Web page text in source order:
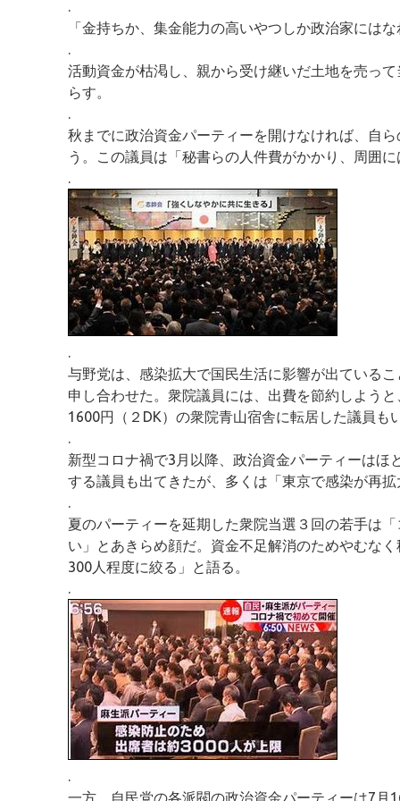
.
「金持ちか、集金能力の高いやつしか政治家には
.
活動資金が枯渇し、親から受け継いだ土地を売っ
らす。
.
秋までに政治資金パーティーを開けなければ、自
う。この議員は「秘書らの人件費がかかり、周囲
.
.
与野党は、感染拡大で国民生活に影響が出ている
申し合わせた。衆院議員には、出費を節約しよう
1600円（２DK）の衆院青山宿舎に転居した議員も
.
新型コロナ禍で3月以降、政治資金パーティーは
する議員も出てきたが、多くは「東京で感染が再
.
夏のパーティーを延期した衆院当選３回の若手は
い」とあきらめ顔だ。資金不足解消のためやむな
300人程度に絞る」と語る。
.
.
一方、自民党の各派閥の政治資金パーティーは7